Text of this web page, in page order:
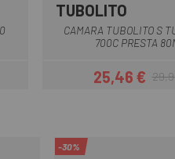
TUBOLITO
CAMARA TUBOLITO S
700C PRESTA
Preu
25,46 €Preu
-30%